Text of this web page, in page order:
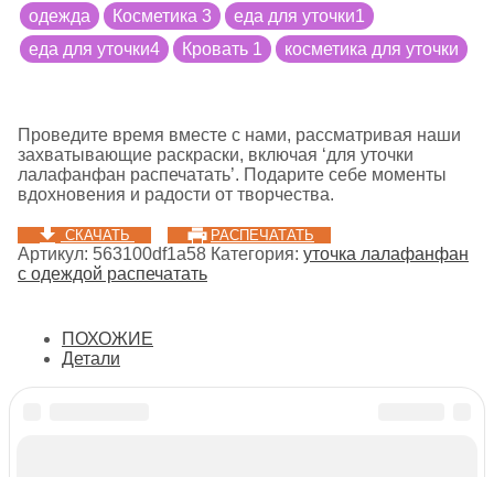
одежда
Косметика 3
еда для уточки1
еда для уточки4
Кровать 1 косметика для уточки
Проведите время вместе с нами, рассматривая наши
захватывающие раскраски, включая ‘для уточки
лалафанфан распечатать’. Подарите себе моменты
вдохновения и радости от творчества.
СКАЧАТЬ РАСПЕЧАТАТЬ
Артикул: 563100df1a58 Категория: уточка лалафанфан
с одеждой распечатать
ПОХОЖИЕ
Детали